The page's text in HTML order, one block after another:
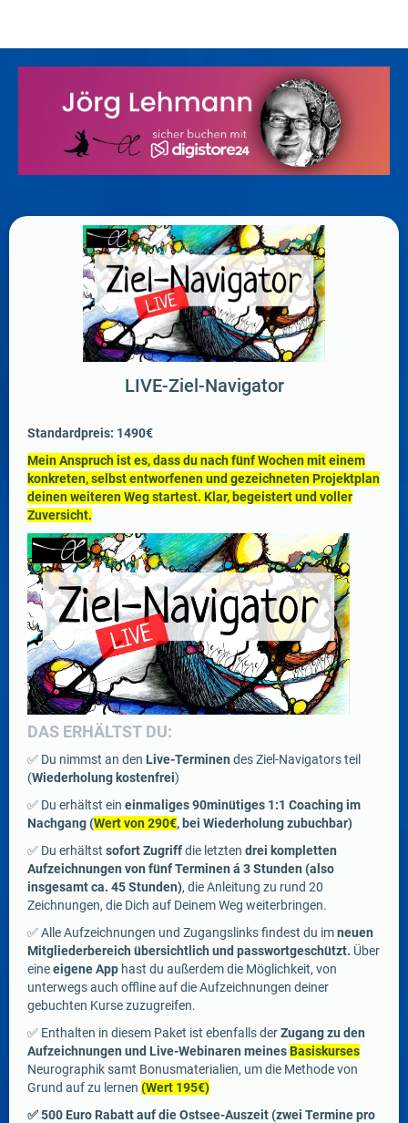
LIVE-Ziel-Navigator
Standardpreis: 1490€
Mein Anspruch ist es, dass du nach fünf Wochen mit einem
konkreten, selbst entworfenen und gezeichneten Projektplan
deinen weiteren Weg startest. Klar, begeistert und voller
Zuversicht.
DAS ERHÄLTST DU:
✅ Du nimmst an den Live-Terminen des Ziel-Navigators teil
(Wiederholung kostenfrei)
✅ Du erhältst ein einmaliges 90minütiges 1:1 Coaching im
Nachgang (Wert von 290€, bei Wiederholung zubuchbar)
✅ Du erhältst sofort Zugriffdie letzten drei kompletten
Aufzeichnungen von fünf Terminen á 3 Stunden (also
insgesamt ca. 45 Stunden), die Anleitung zu rund 20
Zeichnungen, die Dich auf Deinem Weg weiterbringen.
✅ Alle Aufzeichnungen und Zugangslinks findest du imneuen
Mitgliederbereich übersichtlich und passwortgeschützt. Über
eineeigene App hast du außerdem die Möglichkeit, von
unterwegs auch offline auf die Aufzeichnungen deiner
gebuchten Kurse zuzugreifen.
✅ Enthalten in diesem Paket ist ebenfalls derZugang zu den
Aufzeichnungen und Live-Webinaren meines Basiskurses
Neurographik samt Bonusmaterialien, um die Methode von
Grund auf zu lernen (Wert 195€)
✅ 500 Euro Rabatt auf die Ostsee-Auszeit (zwei Termine pro